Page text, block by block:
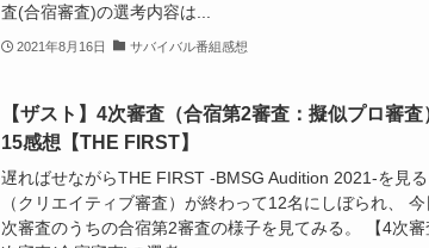
査(合宿審査)の選考内容は...
2021年8月16日 サバイバル番組感想
【ザスト】4次審査（合宿第2審査：擬似プロ審
15感想【THE FIRST】
遅ればせながらTHE FIRST -BMSG Audition 2021-を見
（クリエイティブ審査）が終わって12名にしぼられ、
次審査のうちの合宿第2審査の様子を見てみる。 【4次